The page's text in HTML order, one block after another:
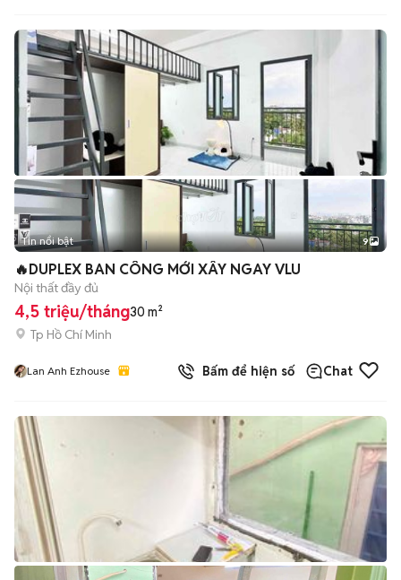
+2
Tin nổi bật 9
🔥DUPLEX BAN CÔNG MỚI XÂY NGAY VLU
Nội thất đầy đủ
4,5 triệu/tháng30 m²
Tp Hồ Chí Minh
Lan Anh Ezhouse Bấm để hiện số Chat